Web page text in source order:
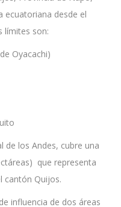
ecuatoriana desde el
límites son:
Oyacachi)
de los Andes, cubre una
que representa
cantón Quijos.
influencia de dos áreas